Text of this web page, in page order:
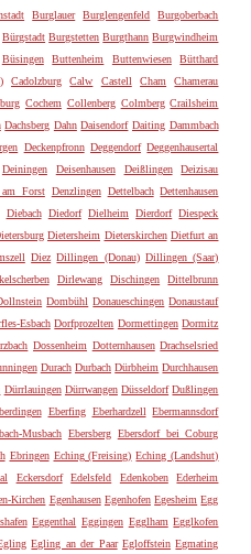
Burglauer Burglengenfeld
Burgoberbach
Bürgstadt Burgstetten Burgthann Burgwindheim
Büsingen Buttenheim Buttenwiesen
Bütthard
Cadolzburg Calw Castell Cham
Chamerau
Cochem Collenberg Colmberg Crailsheim
Dachsberg Dahn Daisendorf Daiting Dammbach
Deckenpfronn Deggendorf Deggenhausertal
Deiningen Deisenhausen Deißlingen
Deizisau
Forst Denzlingen Dettelbach Dettenhausen
Diebach Diedorf Dielheim Dierdorf Diespeck
Dietersheim Dieterskirchen Dietfurt an
Diez Dillingen (Donau) Dillingen (Saar)
Dirlewang Dischingen
Dittelbrunn
Dombühl Donaueschingen Donaustauf
Esbach Dorfprozelten Dormettingen Dormitz
Dossenheim Dotternhausen Drachselsried
Durach Durbach Dürbheim Durchhausen
Dürrlauingen Dürrwangen Düsseldorf Dußlingen
Eberfing Eberhardzell Ebermannsdorf
Musbach Ebersberg Ebersdorf bei Coburg
Ebringen Eching (Freising) Eching (Landshut)
Eckersdorf Edelsfeld Edenkoben
Ederheim
Kirchen Egenhausen Egenhofen Egesheim Egg
Eggenthal Eggingen Egglham Egglkofen
Egling an der Paar Egloffstein Egmating